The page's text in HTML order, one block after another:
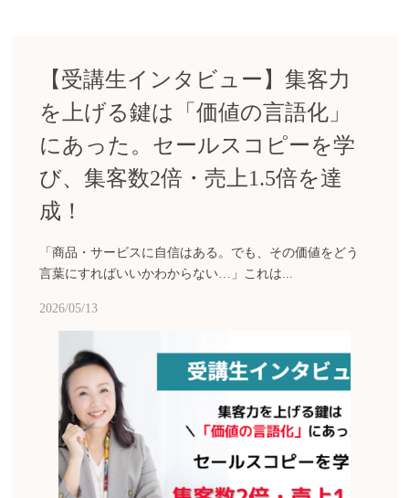
【受講生インタビュー】集客力
を上げる鍵は「価値の言語化」
にあった。セールスコピーを学
び、集客数2倍・売上1.5倍を達
成！
「商品・サービスに自信はある。でも、その価値をどう
言葉にすればいいかわからない…」これは...
2026/05/13